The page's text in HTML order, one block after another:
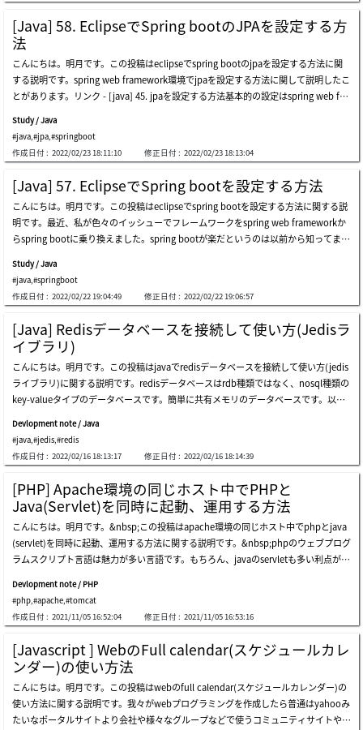
続を切
apache設定の場合あｈmod_jk.soファイルをインストールしてhttpd.configファイ
ルを修正するし、workers.propertieファイルを追加します。(windowの場合あｈap
ache loungeからダウンロードします。 リンク - https://www.apachelounge.com/
download/)これからapacheを起動してイクリプスからspring bootを起動しましょ
う。ajpプロトコールが起動されることを確認できます。apacheで80を接続するとto
mcatと連結したことを確認できます。でも、トラフィック(接続者)がもっと増えてa
pacheとtomcatだけで足りない時期が来ました。そうすると普通のウェブ要請と応
答処理で一番時間が
があることです。自動というのは初期設定は凄く簡単にすることで良い部分ですが、
結局、トランザクションをコントロールすることで限界があることです。例えば、複
数のテーブルを同時に入力して処理する途中でエラーが発生します。その場合はすべ
てロールバックしなければならないですが、トランザクションを一つのテーブルでは
なく、同時に複数のテーブルを制御することが簡単ではないし、ソースが複雑になる
可能性があります。つまり、jparepositoryもトランザクションを別に取得して制御
が可能ですが、統合的(?)な管理がならないので逆にソースが複雑になるし、リソー
ス管理などの明確な流れが制御になれません。まず、abstractdaoとfactorydaoを作
成しましょう。リンク - [java] 50. jpaプロジェクトでdaoクラスを作成する方法リン
ク - [java] 52. springフレームワークでdaoをfactory method patternを利用して依
存性注入する方法まず、abstractdaoの抽象クラスを作成しましょう。上のソースを
そのままに継承してdaoを作って実行するとエラーが発生します。つまり、abstract
daoで11番目のラインの内容を見るとspring bootにはpersistence.xmlファイルがな
いので、entitymanagerfactoryを取得できません。76番目のラインと116番目のライ
ンを見るとentitymanagerfactoryからentitymanagerを取得してtransactionを受け
取って実行するので、やはりentityma
[Java] 58. EclipseでSpring bootのJPAを設定する方
法
こんにちは。明月です。この投稿はeclipseでspring bootのjpaを設定する方法に関
する説明です。spring web framework環境でjpaを設定する方法に関して説明したこ
とがあります。リンク - [java] 45. jpaを設定する方法基本的の設定はspring web fra
rsistence.xmlで接続環境を設定してspring bootはapplication.propertiesで設定す
ることになります。spring bootは環境設定ファイルが一つに統合することになるの
で管理しやすいですね。まず、jpaを連結するためにローカルデータベースにテスト
テーブルを作成しましょう。そしてテーブルにテストデータを格納します。これから
上のデータをspring bootを利用して画面に表示しましょう。一応、以前の投稿で作
成したプロジェクトでjpaを追加しましょう。リンク - [java] 57. eclipseでspring bo
otを設定する方法まず、ウィザードを実行してjpaライブラリを追加しましょう。プ
ロジェクトでマウス右クリックしてspring의 add starterを実行しましょう。そして
これがeclipseのバグかどうか知らないですが、既存に選択したものが選択されてい
ません。それで選択せずにfinishを押下すると既存に設定したライブラリが解除する
状況になります。なので、以前に設定したものもチェックしなければならないです。
(バグらしい。。。)jpaを使うためにはjdbc api、spring data jdbc、spring data jp
a、mariadb driverを追加しなければならないです。nextボタンを押下するとソース
比較画面が表示します。ここでpom.xmlだけ更新することをチェックしてfinishボタ
ンを押下するとmavenアップデートします。ウィザードを使わなくてpom.xmlを直
接に修正する方法もあります。実はウィザードを使うことより直接に環境設定するほ
うが正確なので、直接にpom.xmlを設定する方法をお勧めです。そしてeclipseでjpa
を使わなければならないので、jpaモードに変更しなければならないです。eclipseは
spring boo
Study / Java
#java,#jpa,#springboot
作成日付 : 2022/02/23 18:11:10 修正日付 : 2022/02/23 18:13:04
[Java] 57. EclipseでSpring bootを設定する方法
こんにちは。明月です。この投稿はeclipseでspring bootを設定する方法に関する説
明です。最近、私が色々のイッシューでフレームワークをspring web frameworkか
らspring bootに乗り換えました。spring bootが楽だというのは以前から知ってまし
ありますが、その中で問題が発生する時に。。何処でエラーが発生したか明確に分か
りにくいことが一番の理由ですね。そのため、私は一からすべてを設定して作成する
ことを好きです。(「プログラムは自動に処理することは絶対ない! 何処かで処理する
はずだ」という傾向です。つまり、バグも何処かで間違って処理したので発生するは
ずだと思いです。)でも、一つ一つ設定して作成することが利点だけあることではあ
りません。生産性が悪いし設定することが多すぎるので管理が大変になることが大問
題ですね。それで安定性が100%に確保してないライブラリは使わないです。特にオ
プーンライブラリ。。(昔の人。。おじちゃん。。(笑))私も生産性も凄く重要だと思
います。でもバグが発生して、そのバグを把握することが大変だし、回避が難しいな
ら。使わない方が良いと思って今までspring bootを使わなかったんですね。でも、
最近個人イッシューで。。spring boot frameworkを主に使った人が以前より増えた
し、逆にweb frameworkを使う人が少なくなって。。プロジェクトを一人でやるこ
とでもないし。。一人でspring bootを使わないということもできないので、spring
bootを使うことにしました。でも。。凄く良いですね。。spring boot。。凄く楽で
すね。何で今まで使わなかったんだろうと思うほどに安定性も良いし楽ですね。特
に、配布前略やビルド工程を設定することで凄く楽ですね。。ただ、一つのサーバー
にウェブアプリケーションのトムキャットが多くなる問題はありますね。これも設定
を出来るかと知りません。まだ、私も知らない部分が多いです。それで今までweb fr
ameworkで設定した部分をspring bootにはどのようにsっていするか、開発環境を
設定するかを説明します。intellijはultimateバージョンをインストールするとspring
bootライブラリも自動にイン
Study / Java
#java,#springboot
作成日付 : 2022/02/22 19:04:49 修正日付 : 2022/02/22 19:06:57
[Java] Redisデータベースを接続して使い方(Jedisラ
イブラリ)
こんにちは。明月です。この投稿はjavaでredisデータベースを接続して使い方(jedis
ライブラリ)に関する説明です。redisデータベースはrdb種類ではなく、nosql種類の
key-valueタイプのデータベースです。簡単に共有メモリのデータベースです。以前
ンク - [centos] redisデータベースをインストールする方法とコマンドを使い方そのr
edisデータベースをjavaで使ってみましょう。javaでredisデータベースを使うために
mavenを通ってjedisライブラリをインストールしなければならないです。リポジト
リ - https://mvnrepository.com/artifact/redis.clients/jedis/4.1.1先に基本的にredis
データベースに値を格納して取得するコード作成しましょう。上のソースにはtestキ
ーでhello world値を格納しました。そしてtest1で満了時間60秒のhello world expir
e値を格納しました。そしてtestとtest1のキーでデータを取得すると上で格納したhel
lo world値が出力します。関連関数に関してはapiドキュメントを参照してくださ
い。リンク - https://javadoc.io/doc/redis.clients/jedis/latest/index.html上のソー
スは単純にkeyキーを利用してデータを格納して取得する処理です。そうすると実践
でプログラムを作成する時によく使われるコードを作成して見ましょう。nodeクラ
スのインスタンスを生成してシリアル化してbyteタイプで変換しました。そしてbyt
eタイプで変換する値をredisデータベースに入力しました。また、格納したデータを
取得しましょう。redisデータベースでnodeキーになっているbyte値を取得して逆直
列化してnodeクラスに変換します。print関数を呼び出すと入力したhello world値を
出力します。シリアル化すると同じjava言語のプログラムでは問題ありませんが、別
の言語のプログラムでは使えません。それでjsonのstringタイプに変換して使いまし
ょう。nodeインスタンスをgsonライブラリ利用してjsonタイプのstringデータに
Devlopment note / Java
#java,#jedis,#redis
作成日付 : 2022/02/16 18:13:17 修正日付 : 2022/02/16 18:14:39
[PHP] Apache環境の同じホスト中でPHPと
Java(Servlet)を同時に起動、運用する方法
こんにちは。明月です。&nbsp;この投稿はapache環境の同じホスト中でphpとjava
(servlet)を同時に起動、運用する方法に関する説明です。&nbsp;phpのウェブプログ
ラムスクリプト言語は魅力が多い言語です。もちろん、javaのservletも多い利点があ
ルド、デプロイ(deploy)が必要ないことです。これが別になにと思いますが、実務で
は差異が大きいでしょう。例えば、サービス運用中のプログラムで致命的なエラーや
バグが発生しました。それなら当たり前に直すべきです。そうするとどのように修正
するか、javaならtomcatをshutdownしてデプロイして再起動しなければならない
です。その間にサーバは落ちます。もし、これが接続が多い時間帯なら考えましょ
う。バグを目前にあっても修正できません。もちろん、バグの種類により違います
が、サーバを落ちることはもっと大きいリスクを発生する可能性があるからです。で
も、phpの場合はどうでしょう?ただ、ソースを修正すればよいでしょう。コンパイ
ルとビルド、デプロイが要らないのでサーバ再起動が必要なし、修正したすぐ反映で
Devlopment note / PHP
#php,#apache,#tomcat
作成日付 : 2021/11/05 16:52:04 修正日付 : 2021/11/05 16:53:16
[Javascript ] WebのFull calendar(スケジュールカレ
ンダー)の使い方法
こんにちは。明月です。この投稿はwebのfull calendar(スケジュールカレンダー)の
使い方法に関する説明です。我々がwebプログラミングを作成したら普通はyahooみ
たいなポータルサイトより会社や様々なグループなどで使うコミュニティサイトやス